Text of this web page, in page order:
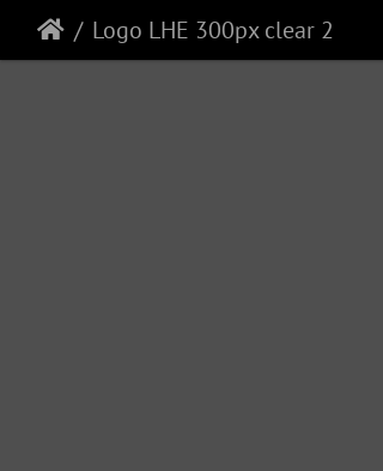
Logo LHE 300px clear 2